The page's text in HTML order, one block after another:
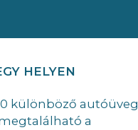
HELYEN
különböző autóüveg
a